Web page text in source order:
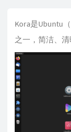
Kora是Ubuntu
之一，简洁、清